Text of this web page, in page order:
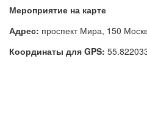
Мероприятие на карте
Адрес: проспект Мира, 150
Координаты для GPS: